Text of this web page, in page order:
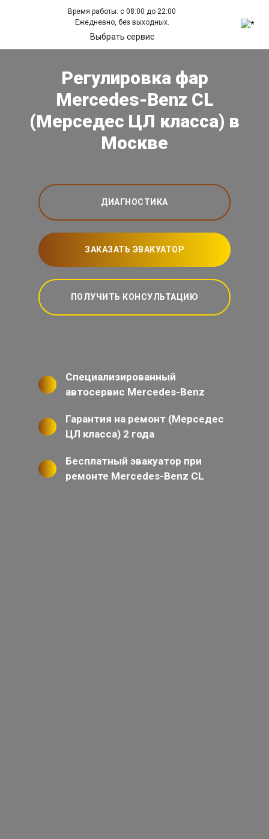
Время работы: с 08:00 до 22:00
Ежедневно, без выходных.
Выбрать сервис
Регулировка фар
Mercedes-Benz CL
(Мерседес ЦЛ класса) в
Москве
ДИАГНОСТИКА
ЗАКАЗАТЬ ЭВАКУАТОР
ПОЛУЧИТЬ КОНСУЛЬТАЦИЮ
Специализированный
автосервис Mercedes-Benz
Гарантия на ремонт (Мерседес
ЦЛ класса) 2 года
Бесплатный эвакуатор при
ремонте Mercedes-Benz CL